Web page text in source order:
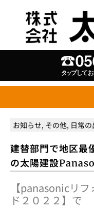
お知らせ, その他, 日常
建替部門で地区最
の太陽建設
【panasonicリ
ド２０２２】で